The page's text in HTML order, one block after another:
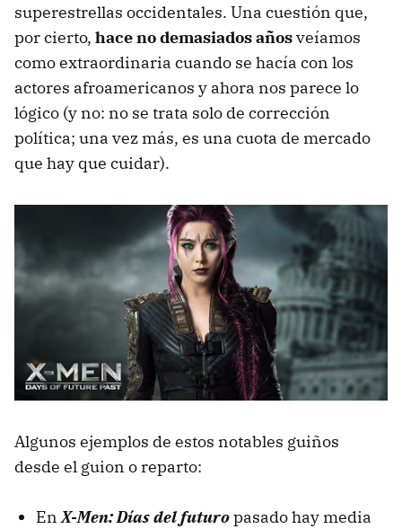
superestrellas occidentales. Una cuestión que,
por cierto, hace no demasiados añosveíamos
como extraordinaria cuando se hacía con los
actores afroamericanos y ahora nos parece lo
lógico (y no: no se trata solo de corrección
política; una vez más, es una cuota de mercado
que hay que cuidar).
Algunos ejemplos de estos notables guiños
desde el guion o reparto:
EnX-Men: Días del futuropasado hay media